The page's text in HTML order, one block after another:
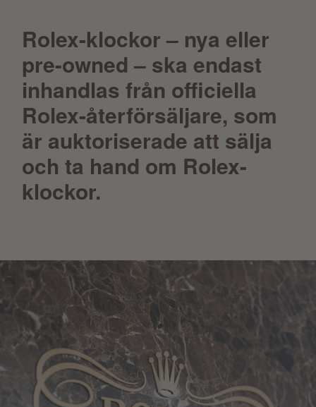
Rolex-klockor – nya eller
pre-owned – ska endast
inhandlas från officiella
Rolex-återförsäljare, som
är auktoriserade att sälja
och ta hand om Rolex-
klockor.